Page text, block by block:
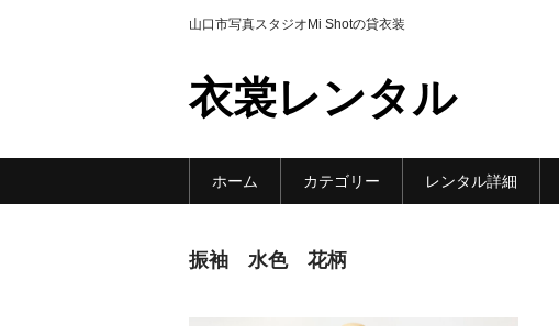
山口市写真スタジオMi Shotの貸衣装
衣裳レンタル
ホーム カテゴリー レンタル詳細
振袖 水色 花柄